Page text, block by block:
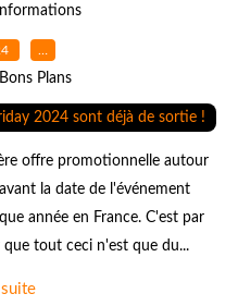
Informations
…
Plans
offre promotionnelle autour
la date de l'événement
année en France. C'est par
tout ceci n'est que du...